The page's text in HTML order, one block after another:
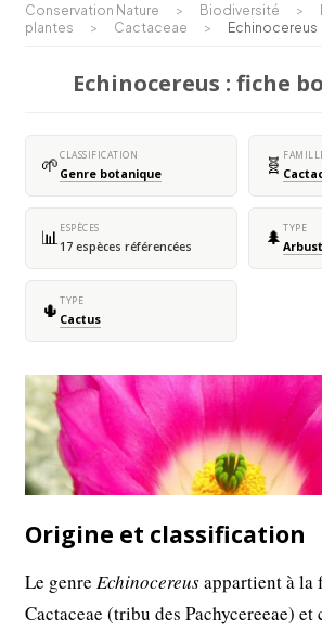
Conservation Nature > Biodiversité >
plantes
> Cactaceae > Echinocereus
Echinocereus : fiche
🌱CLASSIFICATION
Genre botanique 🧬
📊ESPÈCES
17 espèces référencées 🌲 TYPE
🌵 TYPE
Cactus
Origine et classification
Le genreEchinocereusappartient à la
Cactaceae (tribu des Pachycereeae)